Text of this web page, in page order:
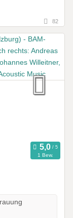
82
1 Bew.